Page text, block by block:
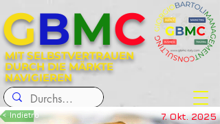
MIT SELBSTVERTRAUEN
DURCH DIE MÄRKTE
NAVIGIEREN
GBMC
< Indietro 7. Okt. 2025